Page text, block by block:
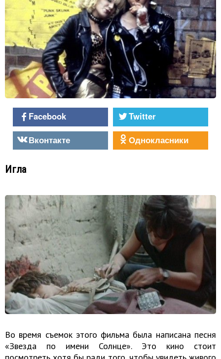
Facebook
Twitter
Вконтакте
Однокласники
Игла
Во время съемок этого фильма была написана песня
«Звезда по имени Солнце». Это кино стоит